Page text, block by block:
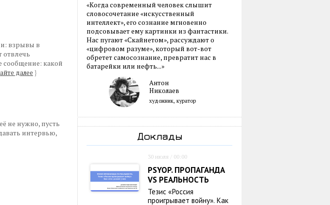
взрывы в
отвлечь
сообщение: какой
далее }
не нужно, пусть
интервью,
«Когда современный человек слышит
словосочетание «искусственный
интеллект», его сознание мгновенно
подсовывает ему картинки из фантастики.
Нас пугают «Скайнетом», рассуждают о
«цифровом разуме», который вот-вот
обретет самосознание, превратит нас в
батарейки или нефть...»
Антон
Николаев
художник, куратор
Доклады
30 июля / 00:00
PSYOP. ПРОПАГАНДА
VS РЕАЛЬНОСТЬ
Тезис «Россия
проигрывает войну». Как